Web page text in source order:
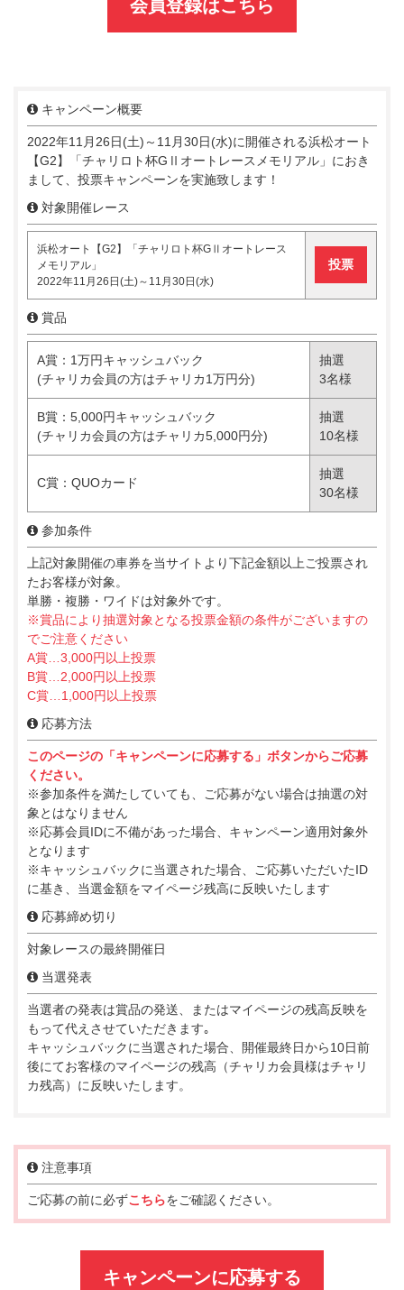
会員登録はこちら
キャンペーン概要
2022年11月26日(土)～11月30日(水)に開催される浜松オート
【G2】「チャリロト杯GⅡオートレースメモリアル」におき
まして、投票キャンペーンを実施致します！
対象開催レース
浜松オート【G2】「チャリロト杯GⅡオートレース
メモリアル」
2022年11月26日(土)～11月30日(水)
投票
賞品
A賞：1万円キャッシュバック
(チャリカ会員の方はチャリカ1万円分)
抽選
3名様
B賞：5,000円キャッシュバック
(チャリカ会員の方はチャリカ5,000円分)
抽選
10名様
C賞：QUOカード
抽選
30名様
参加条件
上記対象開催の車券を当サイトより下記金額以上ご投票され
たお客様が対象。
単勝・複勝・ワイドは対象外です。
※賞品により抽選対象となる投票金額の条件がございますの
でご注意ください
A賞…3,000円以上投票
B賞…2,000円以上投票
C賞…1,000円以上投票
応募方法
このページの「キャンペーンに応募する」ボタンからご応募
ください。
※参加条件を満たしていても、ご応募がない場合は抽選の対
象とはなりません
※応募会員IDに不備があった場合、キャンペーン適用対象外
となります
※キャッシュバックに当選された場合、ご応募いただいたID
に基き、当選金額をマイページ残高に反映いたします
応募締め切り
対象レースの最終開催日
当選発表
当選者の発表は賞品の発送、またはマイページの残高反映を
もって代えさせていただきます｡
キャッシュバックに当選された場合、開催最終日から10日前
後にてお客様のマイページの残高（チャリカ会員様はチャリ
カ残高）に反映いたします。
注意事項
ご応募の前に必ずこちらをご確認ください。
キャンペーンに応募する